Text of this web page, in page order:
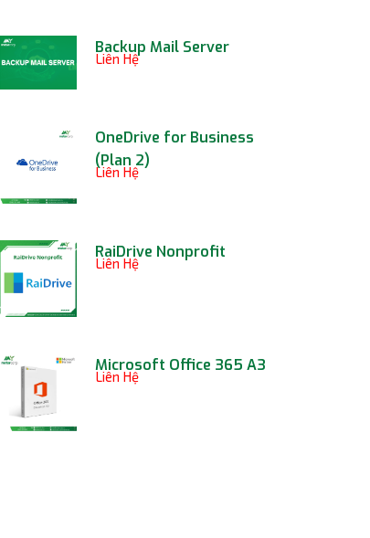
Backup Mail Server
Liên Hệ
OneDrive for Business
(Plan 2)
Liên Hệ
RaiDrive Nonprofit
Liên Hệ
Microsoft Office 365 A3
Liên Hệ